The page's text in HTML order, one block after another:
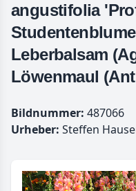
angustifolia
Leberbalsam
Löwenmaul
Bildnummer: 487066
Urheber: Steffen